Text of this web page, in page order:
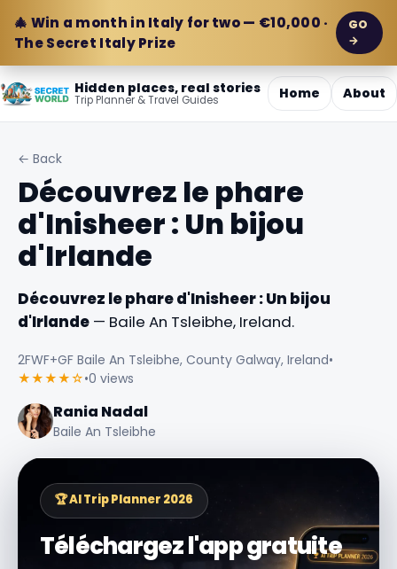
🎄 Win a month in Italy for two — €10,000 ·
The Secret Italy Prize
GO
→
Hidden places, real stories
Trip Planner & Travel Guides Home About
← Back
Découvrez le phare
d'Inisheer : Un bijou
d'Irlande
Découvrez le phare d'Inisheer : Un bijou
d'Irlande — Baile An Tsleibhe, Ireland.
2FWF+GF Baile An Tsleibhe, County Galway, Ireland•
★★★★☆•0 views
Rania Nadal
Baile An Tsleibhe
🏆 AI Trip Planner 2026
Téléchargez l'app gratuite